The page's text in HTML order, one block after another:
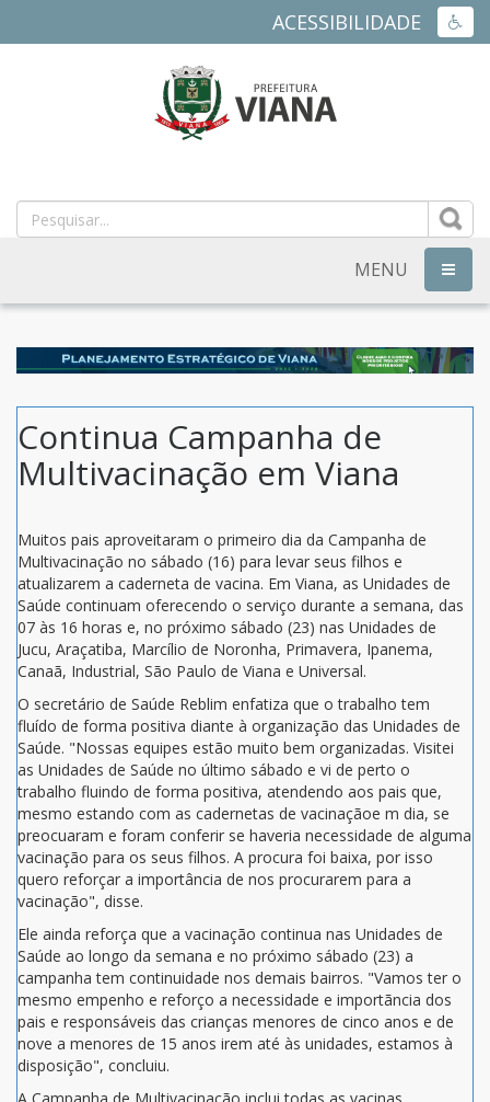
ACESSIBILIDADE
MUNICIPAL
DE
VIANA
ES
MENU
Continua Campanha de
Multivacinação em Viana
Muitos pais aproveitaram o primeiro dia da Campanha de
Multivacinação no sábado (16) para levar seus filhos e
atualizarem a caderneta de vacina. Em Viana, as Unidades de
Saúde continuam oferecendo o serviço durante a semana, das
07 às 16 horas e, no próximo sábado (23) nas Unidades de
Jucu, Araçatiba, Marcílio de Noronha, Primavera, Ipanema,
Canaã, Industrial, São Paulo de Viana e Universal.
O secretário de Saúde Reblim enfatiza que o trabalho tem
fluído de forma positiva diante à organização das Unidades de
Saúde. "Nossas equipes estão muito bem organizadas. Visitei
as Unidades de Saúde no último sábado e vi de perto o
trabalho fluindo de forma positiva, atendendo aos pais que,
mesmo estando com as cadernetas de vacinaçãoe m dia, se
preocuaram e foram conferir se haveria necessidade de alguma
vacinação para os seus filhos. A procura foi baixa, por isso
quero reforçar a importância de nos procurarem para a
vacinação", disse.
Ele ainda reforça que a vacinação continua nas Unidades de
Saúde ao longo da semana e no próximo sábado (23) a
campanha tem continuidade nos demais bairros. "Vamos ter o
mesmo empenho e reforço a necessidade e importãncia dos
pais e responsáveis das crianças menores de cinco anos e de
nove a menores de 15 anos irem até às unidades, estamos à
disposição", concluiu.
A Campanha de Multivacinação inclui todas as vacinas